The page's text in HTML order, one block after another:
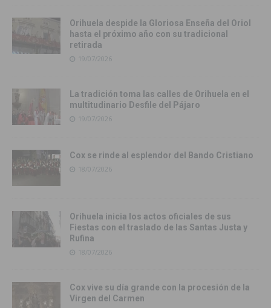
Orihuela despide la Gloriosa Enseña del Oriol
hasta el próximo año con su tradicional
retirada
19/07/2026
La tradición toma las calles de Orihuela en el
multitudinario Desfile del Pájaro
19/07/2026
Cox se rinde al esplendor del Bando Cristiano
18/07/2026
Orihuela inicia los actos oficiales de sus
Fiestas con el traslado de las Santas Justa y
Rufina
18/07/2026
Cox vive su día grande con la procesión de la
Virgen del Carmen